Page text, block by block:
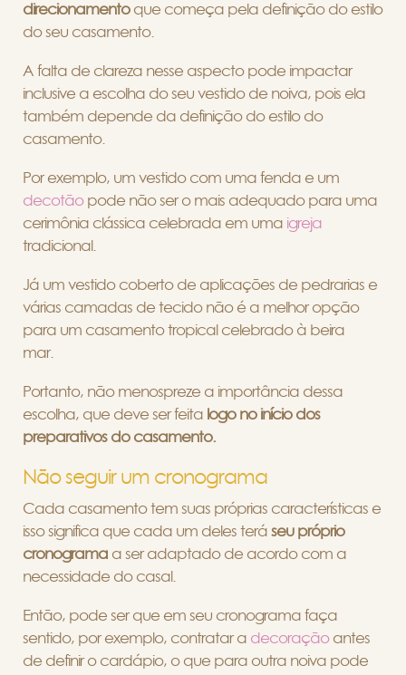
direcionamento que começa pela definição do estilo
do seu casamento.
A falta de clareza nesse aspecto pode impactar
inclusive a escolha do seu vestido de noiva, pois ela
também depende da definição do estilo do
casamento.
Por exemplo, um vestido com uma fenda e um
decotãopode não ser o mais adequado para uma
cerimônia clássica celebrada em uma igreja
tradicional.
Já um vestido coberto de aplicações de pedrarias e
várias camadas de tecido não é a melhor opção
para um casamento tropical celebrado à beira
mar.
Portanto, não menospreze a importância dessa
escolha, que deve ser feita logo no início dos
preparativos do casamento.
Não seguir um cronograma
Cada casamento tem suas próprias características e
isso significa que cada um deles terá seu próprio
cronograma a ser adaptado de acordo com a
necessidade do casal.
Então, pode ser que em seu cronograma faça
sentido, por exemplo, contratar a decoraçãoantes
de definir o cardápio, o que para outra noiva pode